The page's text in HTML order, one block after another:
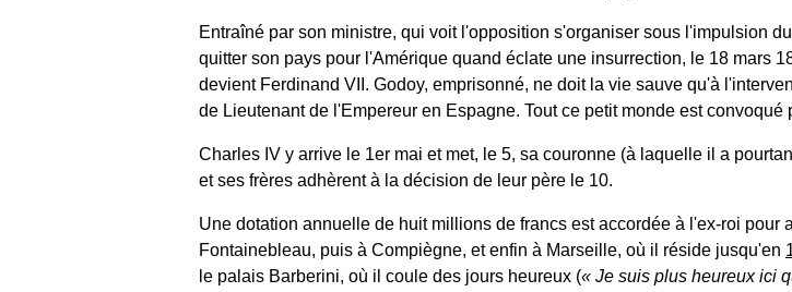
Entraîné par son ministre, qui voit l'opposition s'organiser sous l'impulsion
quitter son pays pour l'Amérique quand éclate une insurrection, le 18 mars
devient Ferdinand VII. Godoy, emprisonné, ne doit la vie sauve qu'à
de Lieutenant de l'Empereur en Espagne. Tout ce petit monde est convoqué
Charles IV y arrive le 1er mai et met, le 5, sa couronne (à laquelle il a
et ses frères adhèrent à la décision de leur père le 10.
Une dotation annuelle de huit millions de francs est accordée à l'ex-roi pour
Fontainebleau, puis à Compiègne, et enfin à Marseille, où il réside jusqu'en
le palais Barberini, où il coule des jours heureux (
Je suis plus heureux ici